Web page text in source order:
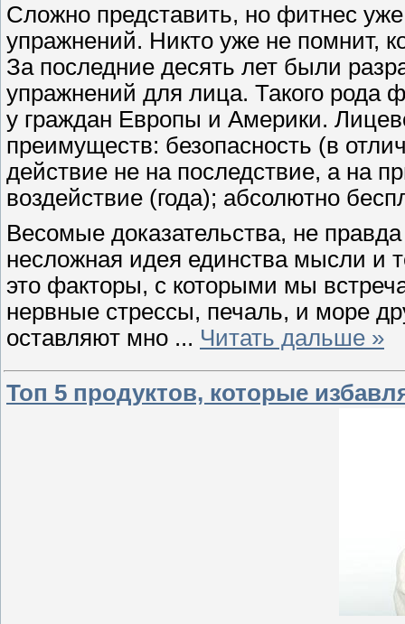
Сложно представить, но фитнес
упражнений. Никто уже не помнит,
За последние десять лет были
упражнений для лица. Такого рода
у граждан Европы и Америки.
преимуществ: безопасность (в
действие не на последствие, а на
воздействие (года); абсолютно
Весомые доказательства, не
несложная идея единства мысли и
это факторы, с которыми мы
нервные стрессы, печаль, и море
оставляют мно ... Читать дальше »
Топ 5 продуктов, которые